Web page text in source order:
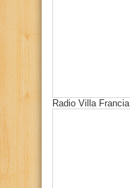
Radio Villa Francia